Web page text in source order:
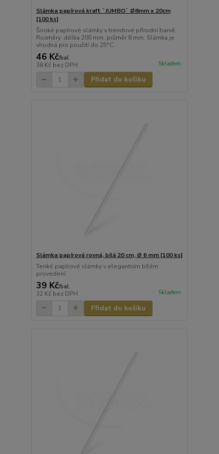
Slámka papírová kraft `JUMBO` Ø8mm x 20cm
[100 ks]
Široké papírové slámky v trendové přírodní barvě.
Rozměry: délka 200 mm, průměr 8 mm. Slámka je
vhodná pro použití do 25°C.
46 Kč/bal
38 Kč bez DPH Skladem
Přidat do košíku
Slámka papírová rovná, bílá 20 cm, Ø 6 mm [100 ks]
Tenké papírové slámky v elegantním bílém
provedení.
39 Kč/bal.
32 Kč bez DPH Skladem
Přidat do košíku